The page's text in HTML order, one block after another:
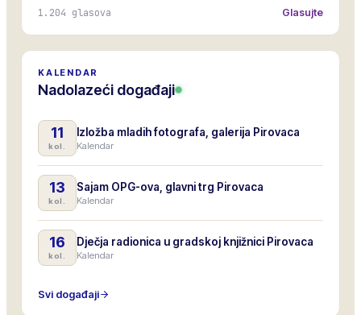
1.204 glasova Glasujte
KALENDAR
Nadolazeći događaji
11
kol.
Izložba mladih fotografa, galerija Pirovaca
Kalendar
13
kol.
Sajam OPG-ova, glavni trg Pirovaca
Kalendar
16
kol.
Dječja radionica u gradskoj knjižnici Pirovaca
Kalendar
Svi događaji